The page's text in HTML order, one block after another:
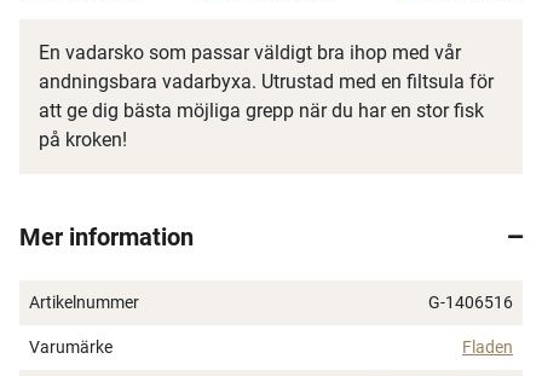
En vadarsko som passar väldigt bra ihop med vår
andningsbara vadarbyxa. Utrustad med en filtsula för
att ge dig bästa möjliga grepp när du har en stor fisk
på kroken!
Mer information
Artikelnummer G-1406516
Varumärke Fladen